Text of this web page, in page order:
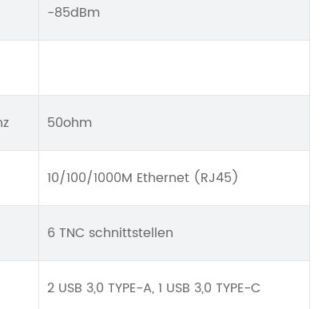
-85dBm
50ohm
10/100/1000M Ethernet (RJ45)
6 TNC schnittstellen
2 USB 3,0 TYPE-A, 1 USB 3,0 TYPE-C